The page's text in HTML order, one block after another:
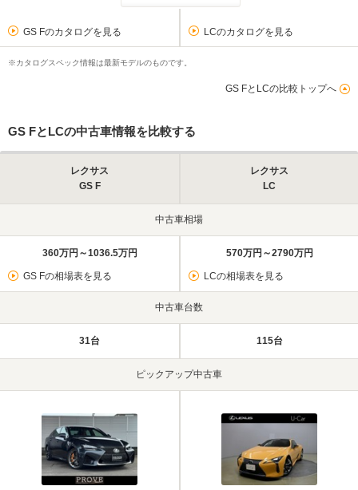
GS Fのカタログを見る LCのカタログを見る
※カタログスペック情報は最新モデルのものです。
GS FとLCの比較トップへ
GS FとLCの中古車情報を比較する
レクサス
GS F
レクサス
LC
中古車相場
360万円～1036.5万円
GS Fの相場表を見る
570万円～2790万円
LCの相場表を見る
中古車台数
31台 115台
ピックアップ中古車